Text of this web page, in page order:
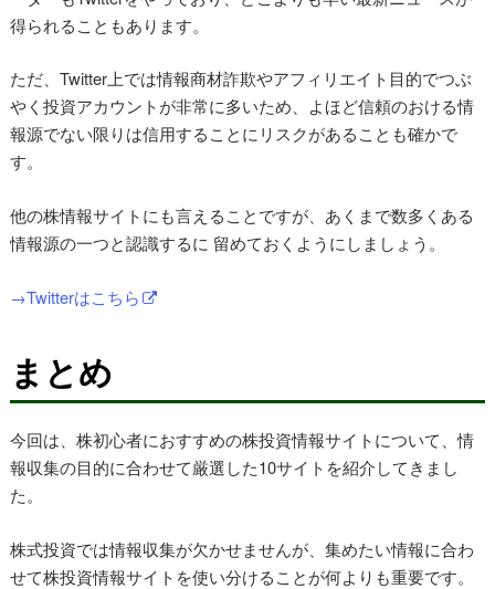
得られることもあります。
ただ、Twitter上では情報商材詐欺やアフィリエイト目的でつぶ
やく投資アカウントが非常に多いため、よほど信頼のおける情
報源でない限りは信用することにリスクがあることも確かで
す。
他の株情報サイトにも言えることですが、あくまで数多くある
情報源の一つと認識するに 留めておくようにしましょう。
→Twitterはこちら
まとめ
今回は、株初心者におすすめの株投資情報サイトについて、情
報収集の目的に合わせて厳選した10サイトを紹介してきまし
た。
株式投資では情報収集が欠かせませんが、集めたい情報に合わ
せて株投資情報サイトを使い分けることが何よりも重要です。